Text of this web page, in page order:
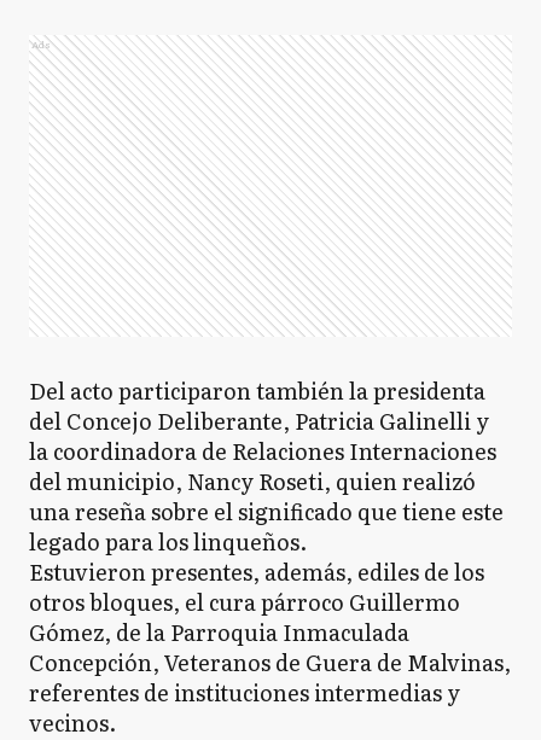
Ads
Del acto participaron también la presidenta
del Concejo Deliberante, Patricia Galinelli y
la coordinadora de Relaciones Internaciones
del municipio, Nancy Roseti, quien realizó
una reseña sobre el significado que tiene este
legado para los linqueños.
Estuvieron presentes, además, ediles de los
otros bloques, el cura párroco Guillermo
Gómez, de la Parroquia Inmaculada
Concepción, Veteranos de Guera de Malvinas,
referentes de instituciones intermedias y
vecinos.